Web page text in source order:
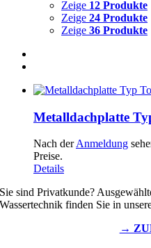
Zeige 12 Produkte
Zeige 24 Produkte
Zeige 36 Produkte
Metalldachplatte
Nach derAnmeldung
Preise.
Details
Sie sind Privatkunde?
Wassertechnik finden Sie in
→